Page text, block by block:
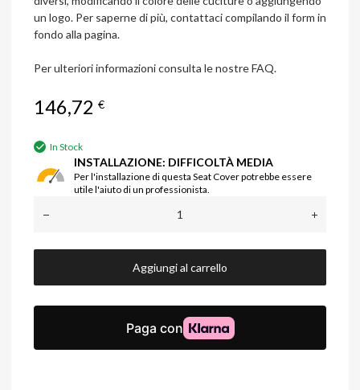
un logo. Per saperne di più, contattaci compilando il form in
fondo alla pagina.
Per ulteriori informazioni consulta le nostre FAQ.
146,72 €
In Stock
INSTALLAZIONE: DIFFICOLTÀ MEDIA
Per l'installazione di questa Seat Cover potrebbe essere
utile l'aiuto di un professionista.
Aggiungi al carrello